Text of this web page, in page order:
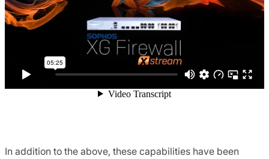
In addition to the above, these capabilities have been